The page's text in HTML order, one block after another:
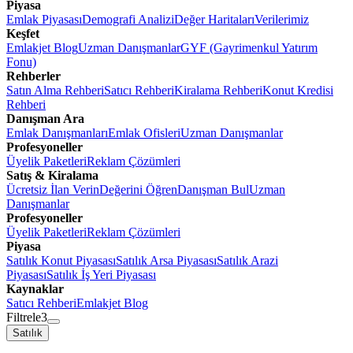
Piyasa
Emlak PiyasasıDemografi AnaliziDeğer HaritalarıVerilerimiz
Keşfet
Emlakjet BlogUzman DanışmanlarGYF (Gayrimenkul Yatırım
Fonu)
Rehberler
Satın Alma RehberiSatıcı RehberiKiralama RehberiKonut Kredisi
Rehberi
Danışman Ara
Emlak DanışmanlarıEmlak OfisleriUzman Danışmanlar
Profesyoneller
Üyelik PaketleriReklam Çözümleri
Satış & Kiralama
Ücretsiz İlan VerinDeğerini ÖğrenDanışman BulUzman
Danışmanlar
Profesyoneller
Üyelik PaketleriReklam Çözümleri
Piyasa
Satılık Konut PiyasasıSatılık Arsa PiyasasıSatılık Arazi
PiyasasıSatılık İş Yeri Piyasası
Kaynaklar
Satıcı RehberiEmlakjet Blog
Filtrele3
Satılık